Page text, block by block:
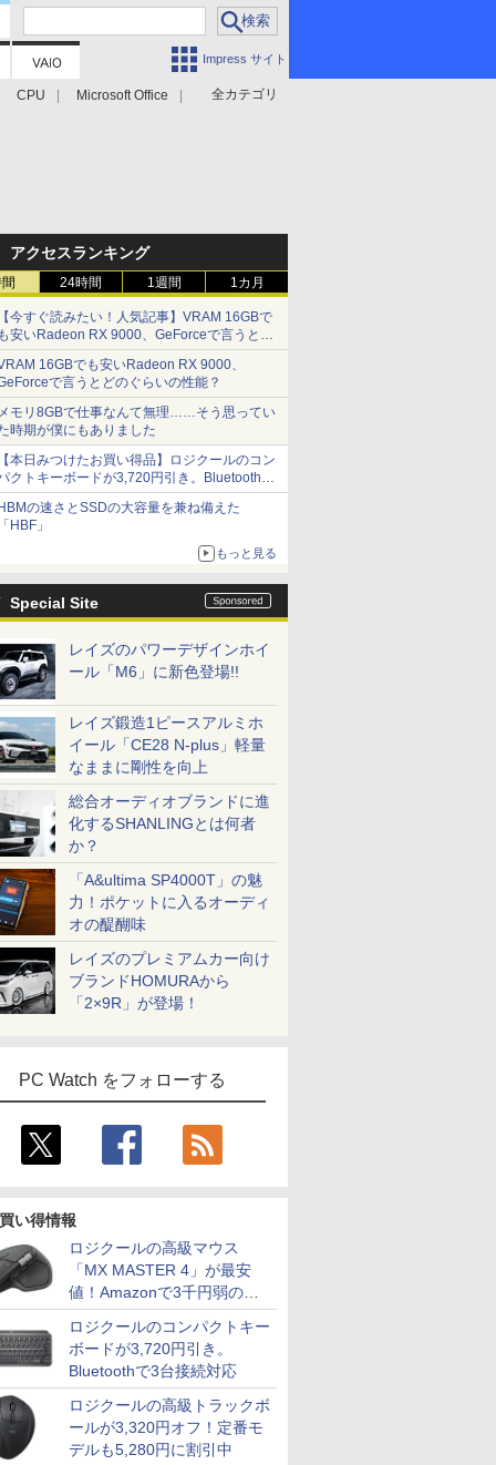
Impress サイト
全カテゴリ
CPU Microsoft Office
アクセスランキング
24時間 1週間 1カ月
今すぐ読みたい！人気記事】VRAM 16GBで
安いRadeon RX 9000、GeForceで言うとど
ぐらいの性能？ - PC Watch
16GBでも安いRadeon RX 9000、
で言うとどのぐらいの性能？
モリ8GBで仕事なんて無理……そう思ってい
時期が僕にもありました
本日みつけたお買い得品】ロジクールのコン
クトキーボードが3,720円引き。Bluetoothで3
接続対応
の速さとSSDの大容量を兼ね備えた
HBF」
もっと見る
Special Site
レイズのパワーデザインホイ
ール「M6」に新色登場!!
レイズ鍛造1ピースアルミホ
イール「CE28 N-plus」軽量
なままに剛性を向上
総合オーディオブランドに進
化するSHANLINGとは何者
か？
「A&ultima SP4000T」の魅
力！ポケットに入るオーディ
オの醍醐味
レイズのプレミアムカー向け
ブランドHOMURAから
「2×9R」が登場！
PC Watch をフォローする
い得情報
ロジクールの高級マウス
「MX MASTER 4」が最安
値！Amazonで3千円弱の割
引
ロジクールのコンパクトキー
ボードが3,720円引き。
Bluetoothで3台接続対応
ロジクールの高級トラックボ
ールが3,320円オフ！定番モ
デルも5,280円に割引中